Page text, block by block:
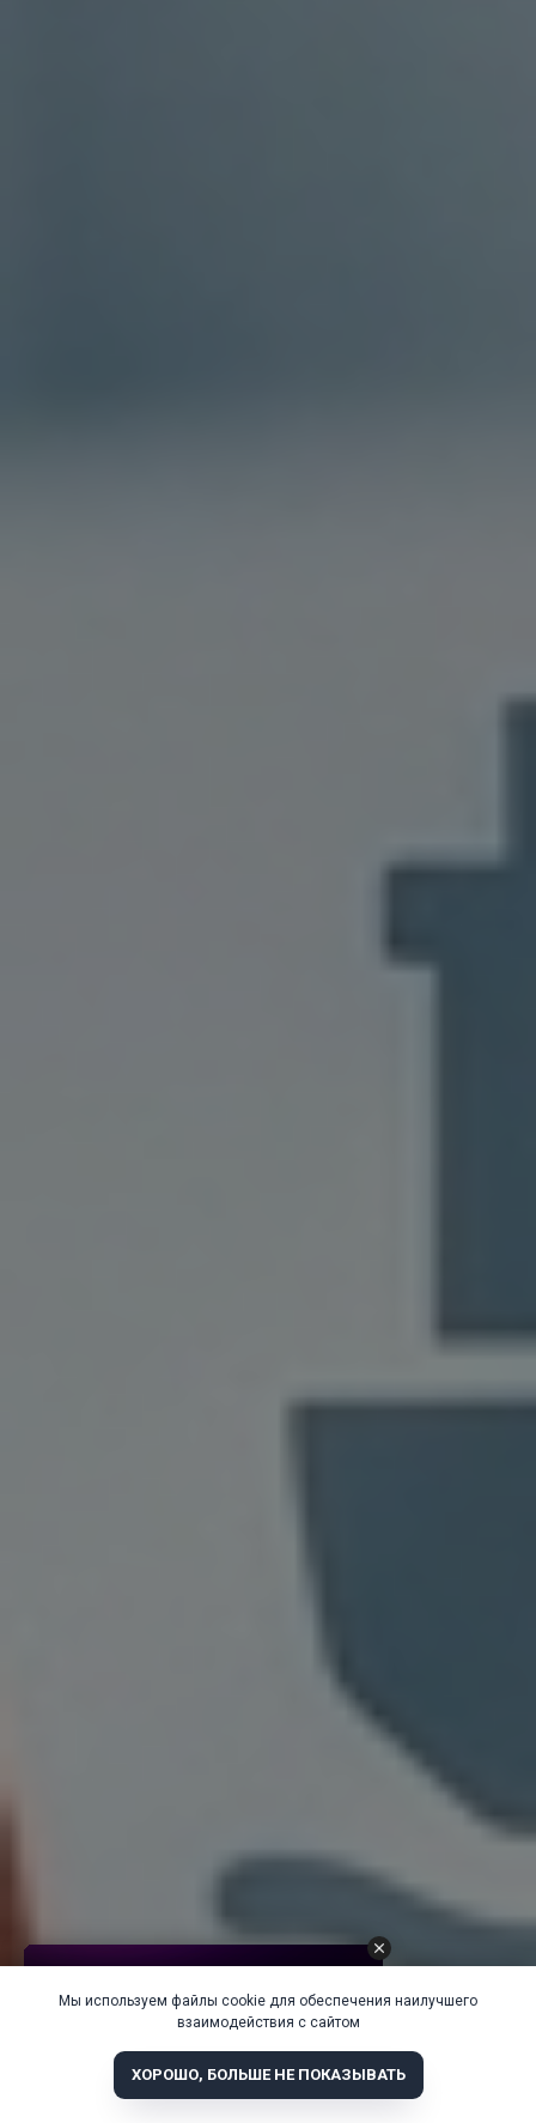
Мы используем файлы cookie для обеспечения наилучшего
взаимодействия с сайтом
ХОРОШО, БОЛЬШЕ НЕ ПОКАЗЫВАТЬ